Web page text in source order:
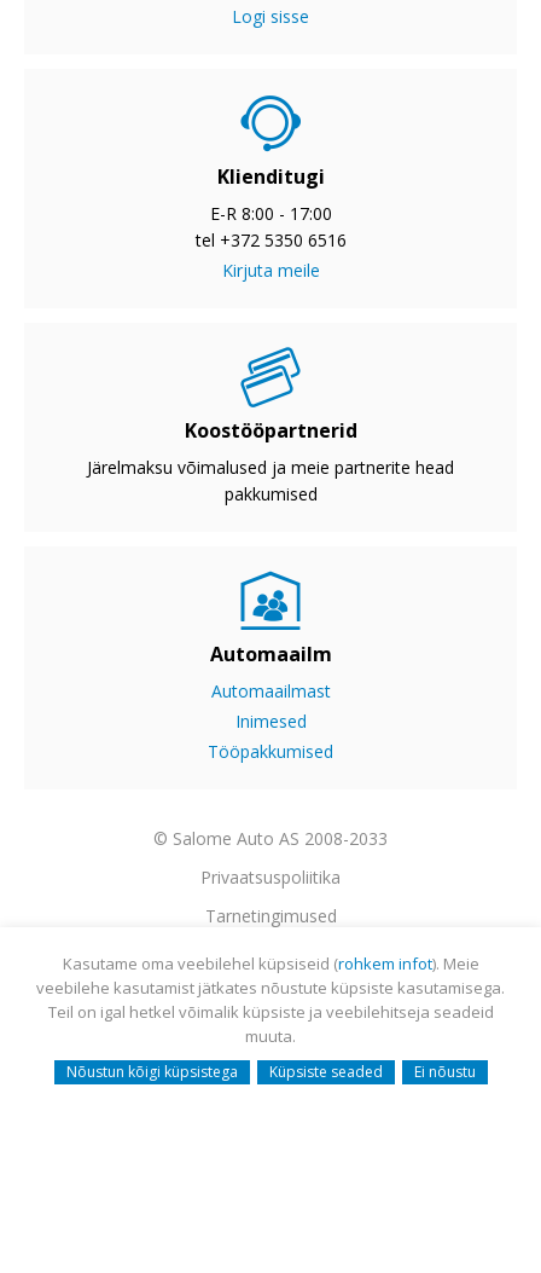
Logi sisse
Klienditugi
E-R 8:00 - 17:00
tel +372 5350 6516
Kirjuta meile
Koostööpartnerid
Järelmaksu võimalused ja meie partnerite head
pakkumised
Automaailm
Automaailmast
Inimesed
Tööpakkumised
© Salome Auto AS 2008-2033
Privaatsuspoliitika
Tarnetingimused
Garantii
Utiliseerimine
Sisukaart
Webmail
Kasutame oma veebilehel küpsiseid (rohkem infot). Meie
veebilehe kasutamist jätkates nõustute küpsiste kasutamisega.
Teil on igal hetkel võimalik küpsiste ja veebilehitseja seadeid
muuta.
Nõustun kõigi küpsistega Küpsiste seaded Ei nõustu